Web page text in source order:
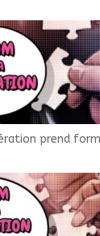
prend